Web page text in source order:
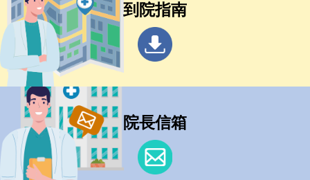
到院指南
院長信箱